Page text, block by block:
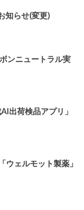
知らせ(変更)
ンニュートラル実
出荷検品アプリ」
ウェルモット製薬」